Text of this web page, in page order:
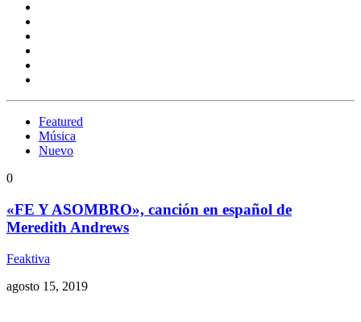
Featured
Música
Nuevo
0
«FE Y ASOMBRO», canción en español de
Meredith Andrews
Feaktiva
agosto 15, 2019